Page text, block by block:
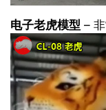
电子老虎模型 –